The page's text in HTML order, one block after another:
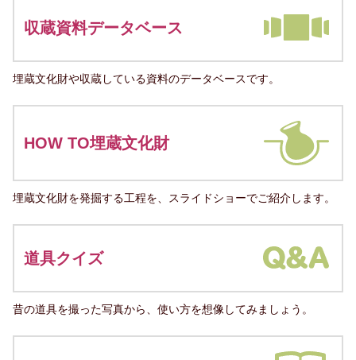
収蔵資料データベース
埋蔵文化財や収蔵している資料のデータベースです。
HOW TO埋蔵文化財
埋蔵文化財を発掘する工程を、スライドショーでご紹介します。
道具クイズ
昔の道具を撮った写真から、使い方を想像してみましょう。